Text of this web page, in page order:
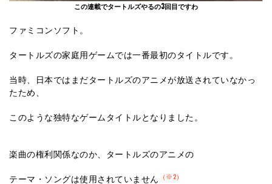
この連載でタートルズやるの3回目ですわ
ファミコンソフト。
タートルズの家庭用ゲームでは一番最初のタイトルです。
当時、日本ではまだタートルズのアニメが放送されていなかっ
たため、
このような独特なゲームタイトルとなりました。
楽曲の権利関係なのか、タートルズのアニメの
テーマ・ソングは使用されていません （※2）